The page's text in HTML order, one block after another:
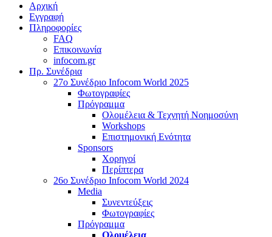
Αρχική
Εγγραφή
Πληροφορίες
FAQ
Επικοινωνία
infocom.gr
Πρ. Συνέδρια
27o Συνέδριο Infocom World 2025
Φωτογραφίες
Πρόγραμμα
Ολομέλεια & Τεχνητή Νοημοσύνη
Workshops
Επιστημονική Ενότητα
Sponsors
Χορηγοί
Περίπτερα
26o Συνέδριο Infocom World 2024
Media
Συνεντεύξεις
Φωτογραφίες
Πρόγραμμα
Ολομέλεια